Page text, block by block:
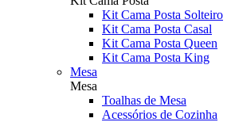
Kit Cama Posta Solteiro
Kit Cama Posta Casal
Kit Cama Posta Queen
Kit Cama Posta King
Mesa
Mesa
Toalhas de Mesa
Acessórios de Cozinha